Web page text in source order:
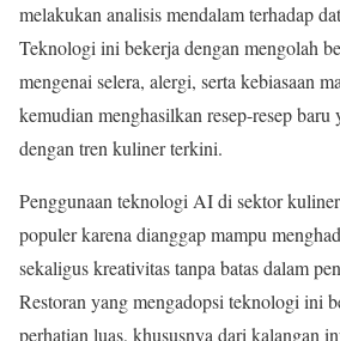
melakukan analisis mendalam terhadap
Teknologi ini bekerja dengan mengolah
mengenai selera, alergi, serta kebiasaan
kemudian menghasilkan resep-resep baru
dengan tren kuliner terkini.
Penggunaan teknologi AI di sektor
populer karena dianggap mampu
sekaligus kreativitas tanpa batas dalam
Restoran yang mengadopsi teknologi ini
perhatian luas, khususnya dari kalangan